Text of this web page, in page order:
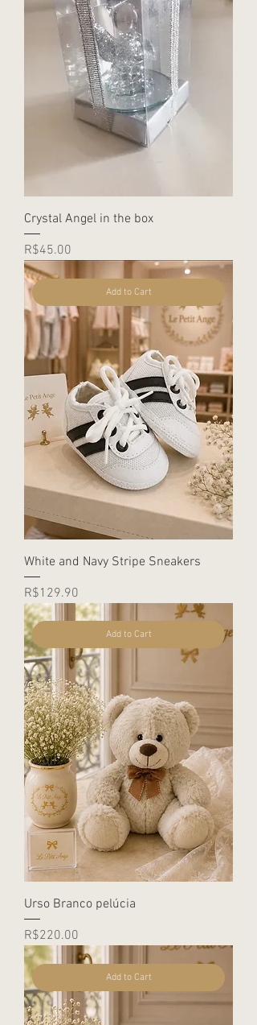
Crystal Angel in the box
Price
R$45.00
Add to Cart
White and Navy Stripe Sneakers
Price
R$129.90
Add to Cart
Urso Branco pelúcia
Price
R$220.00
Add to Cart